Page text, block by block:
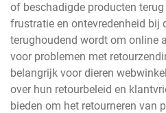
of beschadigde producten
frustratie en ontevredenheid bij
terughoudend wordt om online
voor problemen met
belangrijk voor dieren
over hun retourbeleid en
bieden om het retourneren van